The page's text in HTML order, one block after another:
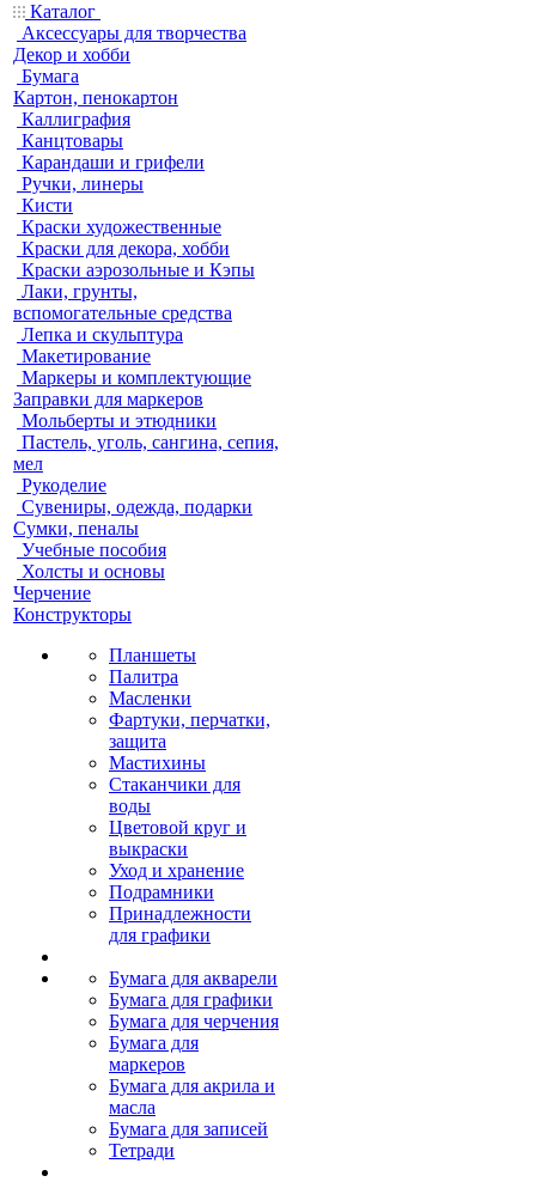
Каталог
Аксессуары для творчества
Декор и хобби
Бумага
Картон, пенокартон
Каллиграфия
Канцтовары
Карандаши и грифели
Ручки, линеры
Кисти
Краски художественные
Краски для декора, хобби
Краски аэрозольные и Кэпы
Лаки, грунты,
вспомогательные средства
Лепка и скульптура
Макетирование
Маркеры и комплектующие
Заправки для маркеров
Мольберты и этюдники
Пастель, уголь, сангина, сепия,
мел
Рукоделие
Сувениры, одежда, подарки
Сумки, пеналы
Учебные пособия
Холсты и основы
Черчение
Конструкторы
Планшеты
Палитра
Масленки
Фартуки, перчатки,
защита
Мастихины
Стаканчики для
воды
Цветовой круг и
выкраски
Уход и хранение
Подрамники
Принадлежности
для графики
Бумага для акварели
Бумага для графики
Бумага для черчения
Бумага для
маркеров
Бумага для акрила и
масла
Бумага для записей
Тетради